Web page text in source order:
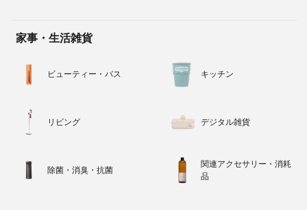
家事・生活雑貨
ビューティー・バス キッチン
リビング デジタル雑貨
除菌・消臭・抗菌
関連アクセサリー・消耗
品